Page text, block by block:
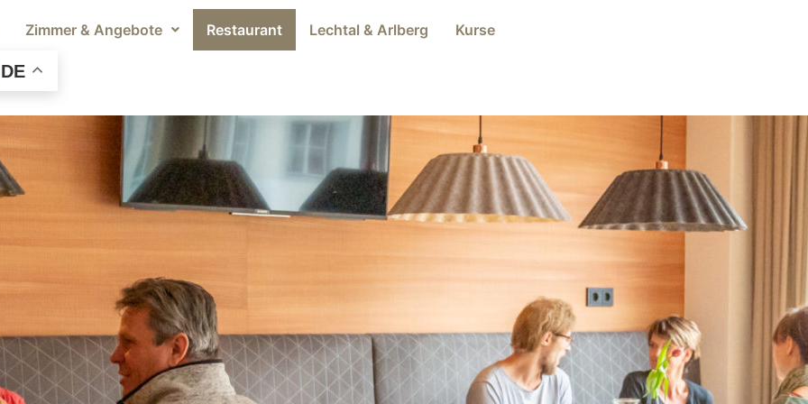
Zimmer & Angebote Restaurant Lechtal & Arlberg Kurse
DE